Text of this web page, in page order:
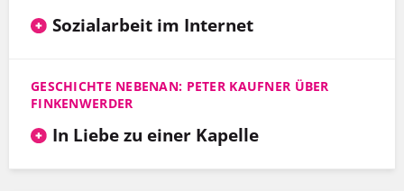
Sozialarbeit im Internet
GESCHICHTE NEBENAN: PETER KAUFNER ÜBER
FINKENWERDER
In Liebe zu einer Kapelle